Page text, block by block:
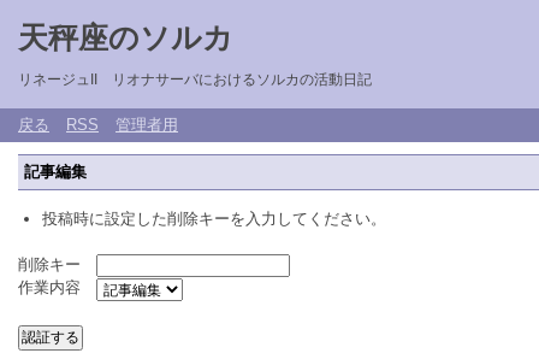
天秤座のソルカ
リネージュII リオナサーバにおけるソルカの活動日記
戻る RSS 管理者用
記事編集
投稿時に設定した削除キーを入力してください。
削除キー
作業内容